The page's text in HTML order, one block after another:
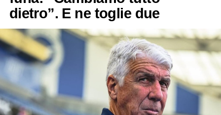
dietro”. E ne toglie due